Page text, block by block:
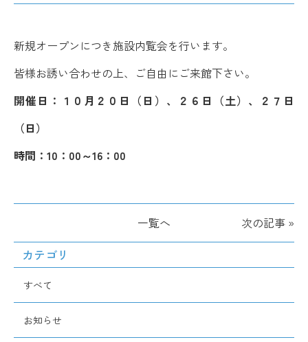
新規オープンにつき施設内覧会を行います。
皆様お誘い合わせの上、ご自由にご来館下さい。
開催日：１０月２０日（日）、２６日（土）、２７日
（日）
時間：10：00～16：00
一覧へ 次の記事 »
カテゴリ
すべて
お知らせ